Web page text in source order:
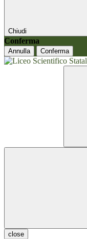
Chiudi
Conferma
Annulla Conferma
close